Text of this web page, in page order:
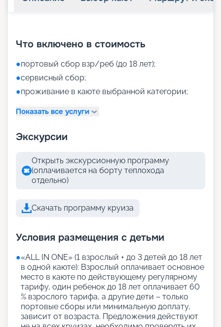
Что включено в стоимость
●портовый сбор взр/реб (до 18 лет);
●сервисный сбор;
●проживание в каюте выбранной категории;
Показать все услуги
Экскурсии
Открыть экскурсионную программу
(оплачивается на борту теплохода
отдельно)
Скачать программу круиза
Условия размещения с детьми
●«АLL IN ONE» (1 взрослый + до 3 детей до 18 лет
в одной каюте): Взрослый оплачивает основное
место в каюте по действующему регулярному
тарифу, один ребенок до 18 лет оплачивает 60
% взрослого тарифа, а другие дети – только
портовые сборы или минимальную доплату,
зависит от возраста. Предложения действуют